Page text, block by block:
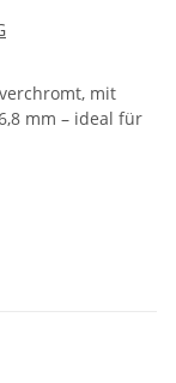
mit
mm – ideal für